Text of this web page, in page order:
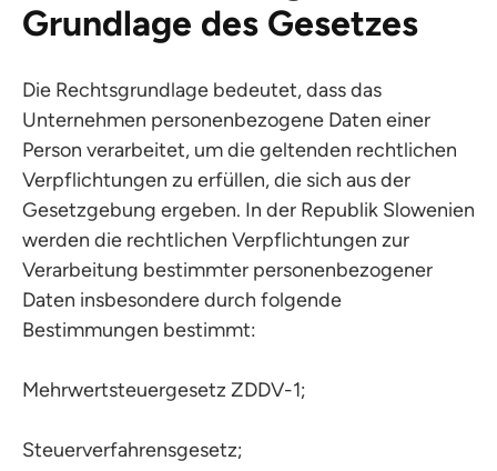
Grundlage des Gesetzes
Die Rechtsgrundlage bedeutet, dass das
Unternehmen personenbezogene Daten einer
Person verarbeitet, um die geltenden rechtlichen
Verpflichtungen zu erfüllen, die sich aus der
Gesetzgebung ergeben. In der Republik Slowenien
werden die rechtlichen Verpflichtungen zur
Verarbeitung bestimmter personenbezogener
Daten insbesondere durch folgende
Bestimmungen bestimmt:
Mehrwertsteuergesetz ZDDV-1;
Steuerverfahrensgesetz;